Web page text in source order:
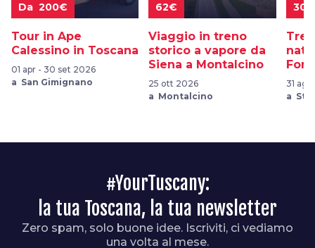
Da 200€
Tour in Ape
Calessino in Toscana
01 apr - 30 set 2026
a San Gimignano
62€
Viaggio in treno
storico a vapore da
Siena a Montalcino
25 ott 2026
a Montalcino
30€
31
a
#YourTuscany:
la tua Toscana, la tua newsletter
Zero spam, solo buone idee. Iscriviti, ci vediamo
una volta al mese.